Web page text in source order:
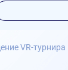
VR-турнира